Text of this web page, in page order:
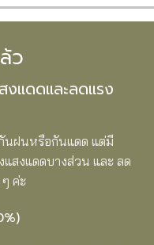
ว
งแดดและลดแรง
นฝนหรือกันแดด แต่มี
สงแดดบางส่วน และ ลด
ๆ ค่ะ